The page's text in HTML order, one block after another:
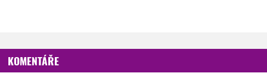
KOMENTÁŘE